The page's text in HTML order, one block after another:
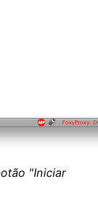
"Iniciar